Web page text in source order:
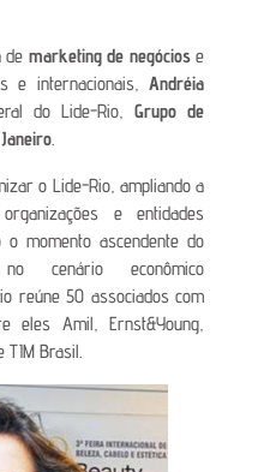
de marketing de negóciose
e internacionais,Andréia
do Lide-Rio,Grupo de
.
o Lide-Rio, ampliando a
e entidades
o momento ascendente do
cenário econômico
reúne 50 associados com
eles Amil, Ernst&Young,
TIM Brasil.